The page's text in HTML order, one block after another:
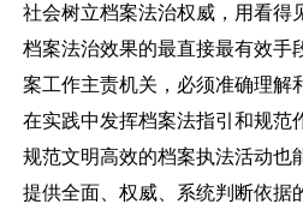
社会树立档案法治权威，用看得
档案法治效果的最直接最有效手
案工作主责机关，必须准确理解
在实践中发挥档案法指引和规范
规范文明高效的档案执法活动也
提供全面、权威、系统判断依据